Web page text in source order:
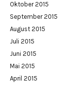
Oktober 2015
September 2015
August 2015
Juli 2015
Juni 2015
Mai 2015
April 2015